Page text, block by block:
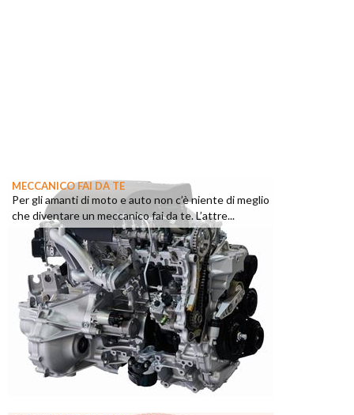
MECCANICO FAI DA TE
Per gli amanti di moto e auto non c’è niente di meglio
che diventare un meccanico fai da te. L’attre...